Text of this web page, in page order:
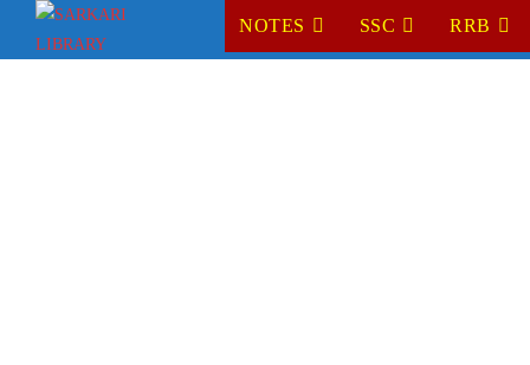
NOTES SSC RRB